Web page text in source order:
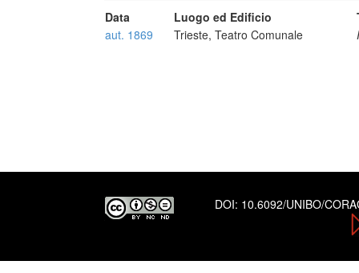
Data Luogo ed Edificio
aut. 1869
Trieste, Teatro Comunale
DOI: 10.6092/UNIBO/